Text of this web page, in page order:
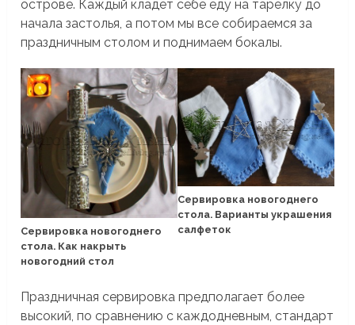
острове. Каждый кладет себе еду на тарелку до
начала застолья, а потом мы все собираемся за
праздничным столом и поднимаем бокалы.
Сервировка новогоднего
стола. Как накрыть
новогодний стол
Сервировка новогоднего
стола. Варианты украшения
салфеток
Праздничная сервировка предполагает более
высокий, по сравнению с каждодневным, стандарт